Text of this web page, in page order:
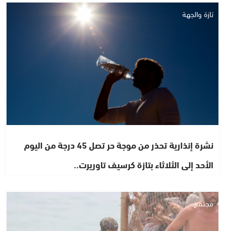
تازة والجهة
نشرة إنذارية تحذر من موجة حر تصل 45 درجة من اليوم
الأحد إلى الثلاثاء بتازة كرسيف تاوريرت..
مجتمع